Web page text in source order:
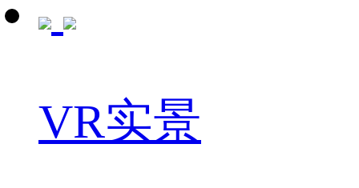
VR实景